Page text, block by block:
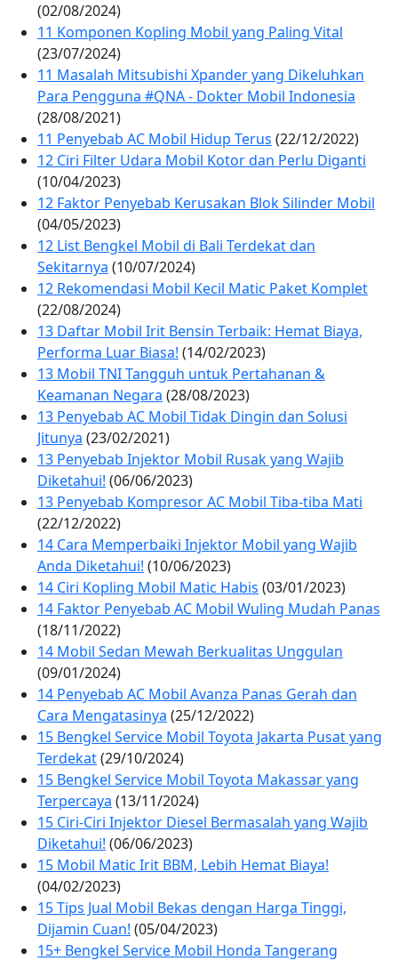
(02/08/2024)
11 Komponen Kopling Mobil yang Paling Vital
(23/07/2024)
11 Masalah Mitsubishi Xpander yang Dikeluhkan
Para Pengguna #QNA - Dokter Mobil Indonesia
(28/08/2021)
11 Penyebab AC Mobil Hidup Terus (22/12/2022)
12 Ciri Filter Udara Mobil Kotor dan Perlu Diganti
(10/04/2023)
12 Faktor Penyebab Kerusakan Blok Silinder Mobil
(04/05/2023)
12 List Bengkel Mobil di Bali Terdekat dan
Sekitarnya (10/07/2024)
12 Rekomendasi Mobil Kecil Matic Paket Komplet
(22/08/2024)
13 Daftar Mobil Irit Bensin Terbaik: Hemat Biaya,
Performa Luar Biasa! (14/02/2023)
13 Mobil TNI Tangguh untuk Pertahanan &
Keamanan Negara (28/08/2023)
13 Penyebab AC Mobil Tidak Dingin dan Solusi
Jitunya (23/02/2021)
13 Penyebab Injektor Mobil Rusak yang Wajib
Diketahui! (06/06/2023)
13 Penyebab Kompresor AC Mobil Tiba-tiba Mati
(22/12/2022)
14 Cara Memperbaiki Injektor Mobil yang Wajib
Anda Diketahui! (10/06/2023)
14 Ciri Kopling Mobil Matic Habis (03/01/2023)
14 Faktor Penyebab AC Mobil Wuling Mudah Panas
(18/11/2022)
14 Mobil Sedan Mewah Berkualitas Unggulan
(09/01/2024)
14 Penyebab AC Mobil Avanza Panas Gerah dan
Cara Mengatasinya (25/12/2022)
15 Bengkel Service Mobil Toyota Jakarta Pusat yang
Terdekat(29/10/2024)
15 Bengkel Service Mobil Toyota Makassar yang
Terpercaya (13/11/2024)
15 Ciri-Ciri Injektor Diesel Bermasalah yang Wajib
Diketahui! (06/06/2023)
15 Mobil Matic Irit BBM, Lebih Hemat Biaya!
(04/02/2023)
15 Tips Jual Mobil Bekas dengan Harga Tinggi,
Dijamin Cuan! (05/04/2023)
15+ Bengkel Service Mobil Honda Tangerang